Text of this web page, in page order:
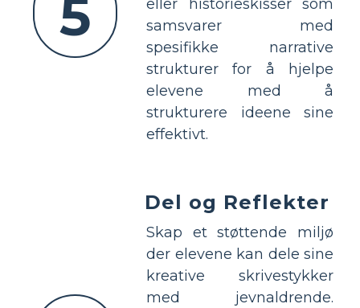
5
eller historieskisser som
samsvarer med
spesifikke narrative
strukturer for å hjelpe
elevene med å
strukturere ideene sine
effektivt.
Del og Reflekter
Skap et støttende miljø
der elevene kan dele sine
kreative skrivestykker
med jevnaldrende.